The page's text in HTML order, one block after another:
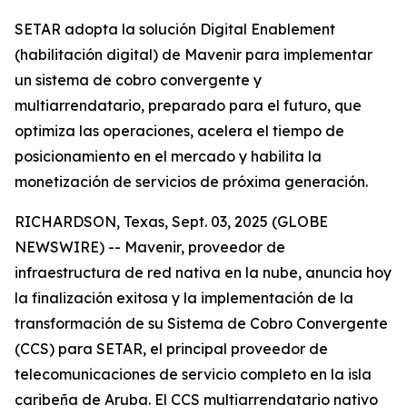
SETAR adopta la solución Digital Enablement
(habilitación digital) de Mavenir para implementar
un sistema de cobro convergente y
multiarrendatario, preparado para el futuro, que
optimiza las operaciones, acelera el tiempo de
posicionamiento en el mercado y habilita la
monetización de servicios de próxima generación.
RICHARDSON, Texas, Sept. 03, 2025 (GLOBE
NEWSWIRE) -- Mavenir, proveedor de
infraestructura de red nativa en la nube, anuncia hoy
la finalización exitosa y la implementación de la
transformación de su Sistema de Cobro Convergente
(CCS) para SETAR, el principal proveedor de
telecomunicaciones de servicio completo en la isla
caribeña de Aruba. El CCS multiarrendatario nativo